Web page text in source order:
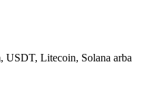
USDT, Litecoin, Solana arba